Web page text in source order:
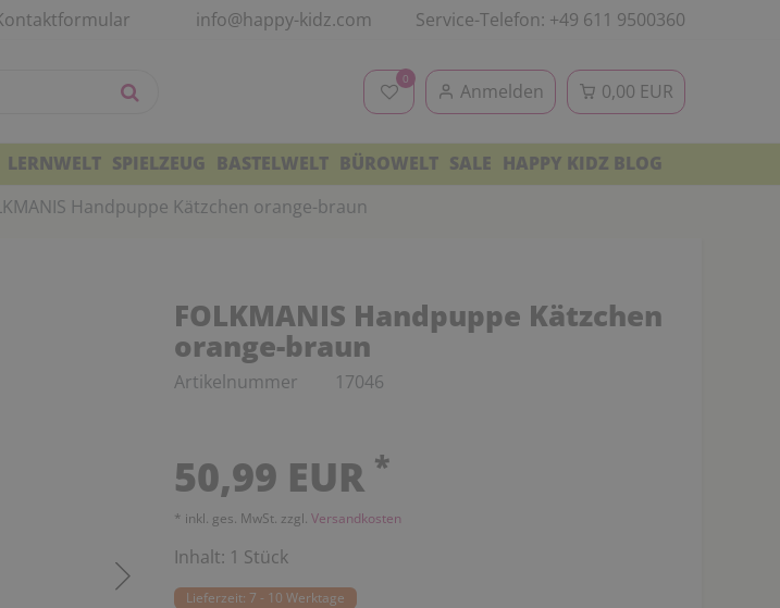
info@happy-kidz.com Service-Telefon: +49 611 9500360
0
Anmelden 0,00 EUR
LERNWELT SPIELZEUG BASTELWELT BÜROWELT SALE HAPPY KIDZ BLOG
Handpuppe Kätzchen orange-braun
FOLKMANIS Handpuppe Kätzchen
orange-braun
Artikelnummer 17046
50,99 EUR *
* inkl. ges. MwSt. zzgl. Versandkosten
Inhalt: 1 Stück
Lieferzeit: 7 - 10 Werktage